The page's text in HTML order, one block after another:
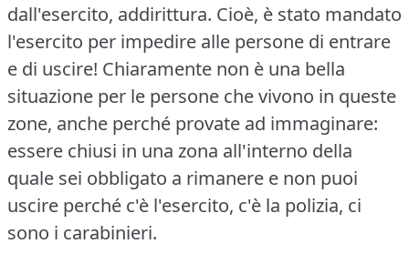
dall'esercito, addirittura. Cioè, è stato mandato
l'esercito per impedire alle persone di entrare
e di uscire! Chiaramente non è una bella
situazione per le persone che vivono in queste
zone, anche perché provate ad immaginare:
essere chiusi in una zona all'interno della
quale sei obbligato a rimanere e non puoi
uscire perché c'è l'esercito, c'è la polizia, ci
sono i carabinieri.